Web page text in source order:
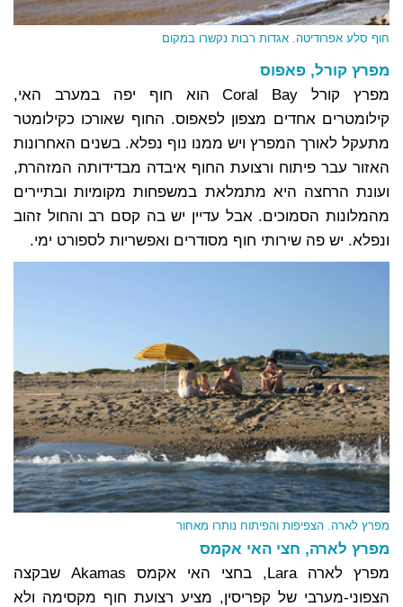
חוף סלע אפרודיטה. אגדות רבות נקשרו במקום
מפרץ קורל, פאפוס
מפרץ קורל Coral Bay הוא חוף יפה במערב האי,
קילומטרים אחדים מצפון לפאפוס. החוף שאורכו כקילומטר
מתעקל לאורך המפרץ ויש ממנו נוף נפלא. בשנים האחרונות
האזור עבר פיתוח ורצועת החוף איבדה מבדידותה המזהרת,
ועונת הרחצה היא מתמלאת במשפחות מקומיות ובתיירים
מהמלונות הסמוכים. אבל עדיין יש בה קסם רב והחול זהוב
ונפלא. יש פה שירותי חוף מסודרים ואפשריות לספורט ימי.
מפרץ לארה. הצפיפות והפיתוח נותרו מאחור
מפרץ לארה, חצי האי אקמס
מפרץ לארה Lara, בחצי האי אקמס Akamas שבקצה
הצפוני-מערבי של קפריסין, מציע רצועת חוף מקסימה ולא